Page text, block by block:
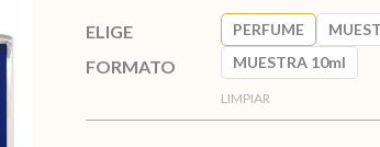
ELIGE
FORMATO
PERFUME
MUESTRA 10ml
LIMPIAR